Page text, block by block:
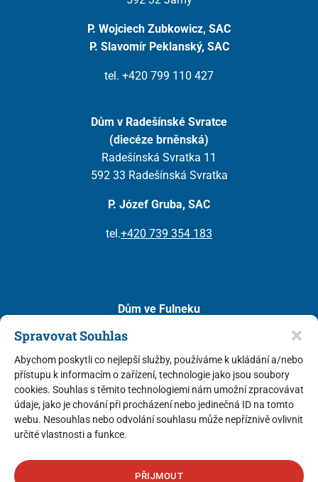
Spravovat Souhlas
Abychom poskytli co nejlepší služby, používáme k ukládání a/nebo
přístupu k informacím o zařízení, technologie jako jsou soubory
cookies. Souhlas s těmito technologiemi nám umožní zpracovávat
údaje, jako je chování při procházení nebo jedinečná ID na tomto
webu. Nesouhlas nebo odvolání souhlasu může nepříznivě ovlivnit
určité vlastnosti a funkce.
PŘIJMOUT
P. Wojciech Zubkowicz, SAC
P. Slavomír Peklanský, SAC
tel. +420 799 110 427
Dům v Radešínské Svratce
(diecéze brněnská)
Radešínská Svratka 11
592 33 Radešínská Svratka
P. Józef Gruba, SAC
tel.+420 739 354 183
Dům ve Fulneku
742 45 Fulnek
P. Mariusz Leszko, SAC(představený v ČR)
P. Tomasz Kazański, SAC
tel.+420 733 741 850